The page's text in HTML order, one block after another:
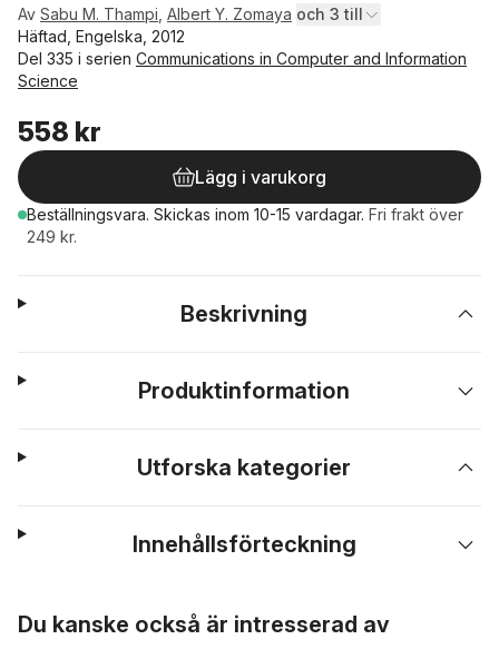
Av Sabu M. Thampi Albert Y. Zomaya och 3 till
Häftad, Engelska, 2012
Del 335 i serien Communications in Computer and Information
Science
558 kr
Lägg i varukorg
Beställningsvara. Skickas inom 10-15 vardagar. Fri frakt över
249 kr.
Beskrivning
Produktinformation
Utforska kategorier
Innehållsförteckning
Du kanske också är intresserad av